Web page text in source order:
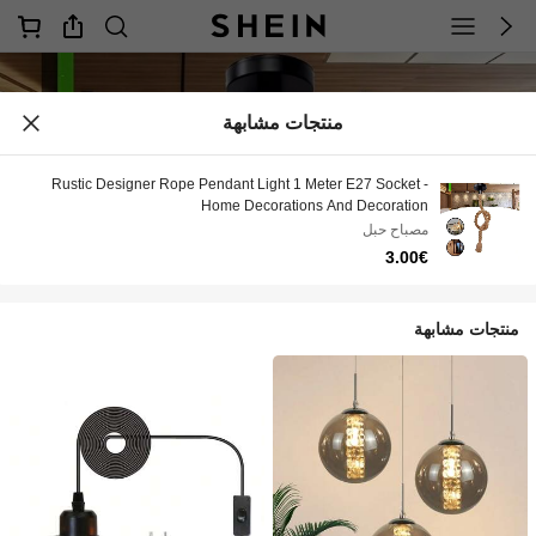
منتجات مشابهة
Rustic Designer Rope Pendant Light 1 Meter E27 Socket -
Home Decorations And Decoration
مصباح حبل
3.00€
منتجات مشابهة